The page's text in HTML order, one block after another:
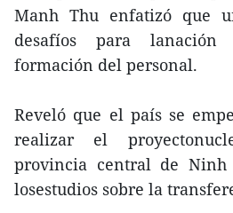
Manh Thu enfatizó que
desafíos para
formación del personal.
Reveló que el país se
realizar el
provincia central de
losestudios sobre la